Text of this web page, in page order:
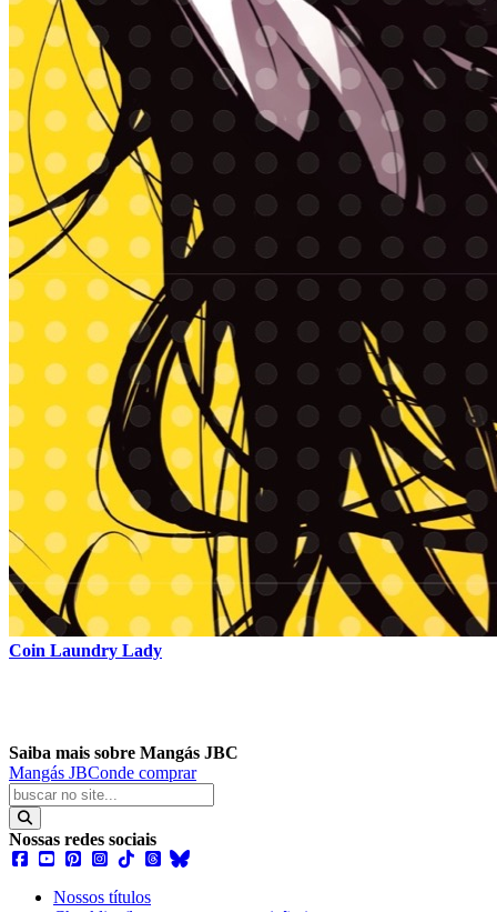
Coin Laundry Lady
Saiba mais sobre Mangás JBC
Mangás JBConde comprar
Nossas redes sociais
Nossos títulos